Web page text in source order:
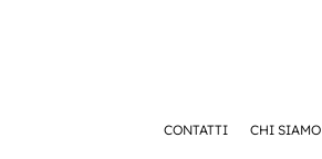
CONTATTI CHI SIAMO